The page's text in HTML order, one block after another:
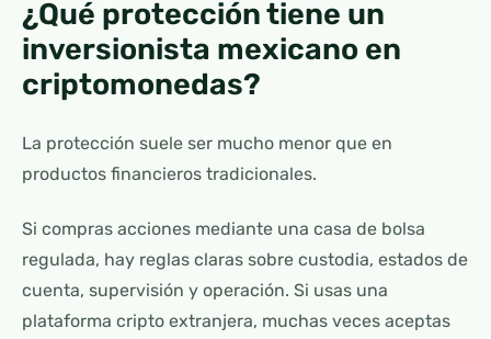
¿Qué protección tiene un
inversionista mexicano en
criptomonedas?
La protección suele ser mucho menor que en
productos financieros tradicionales.
Si compras acciones mediante una casa de bolsa
regulada, hay reglas claras sobre custodia, estados de
cuenta, supervisión y operación. Si usas una
plataforma cripto extranjera, muchas veces aceptas